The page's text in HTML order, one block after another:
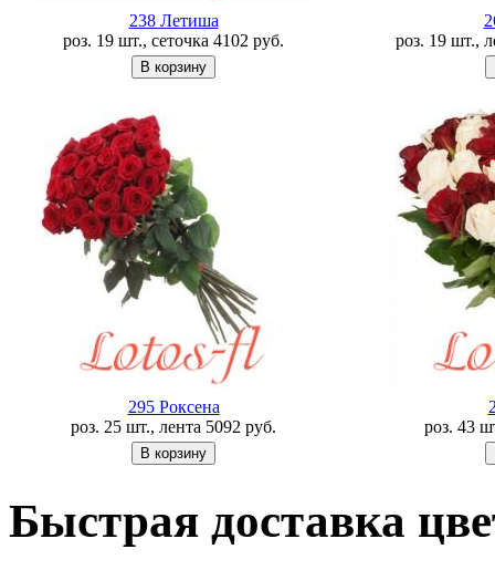
238 Летишa
роз. 19 шт., сеточка 4102 руб.
роз. 19 шт.,
295 Роксена
роз. 25 шт., лента 5092 руб.
роз. 43
Быстрая доставка